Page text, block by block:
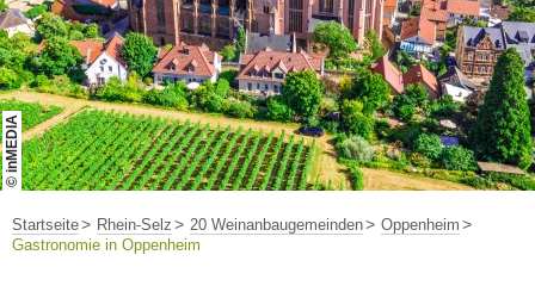
Buchen & Service
© inMEDIA
Startseite Rhein-Selz 20 Weinanbaugemeinden
Oppenheim
Gastronomie in Oppenheim